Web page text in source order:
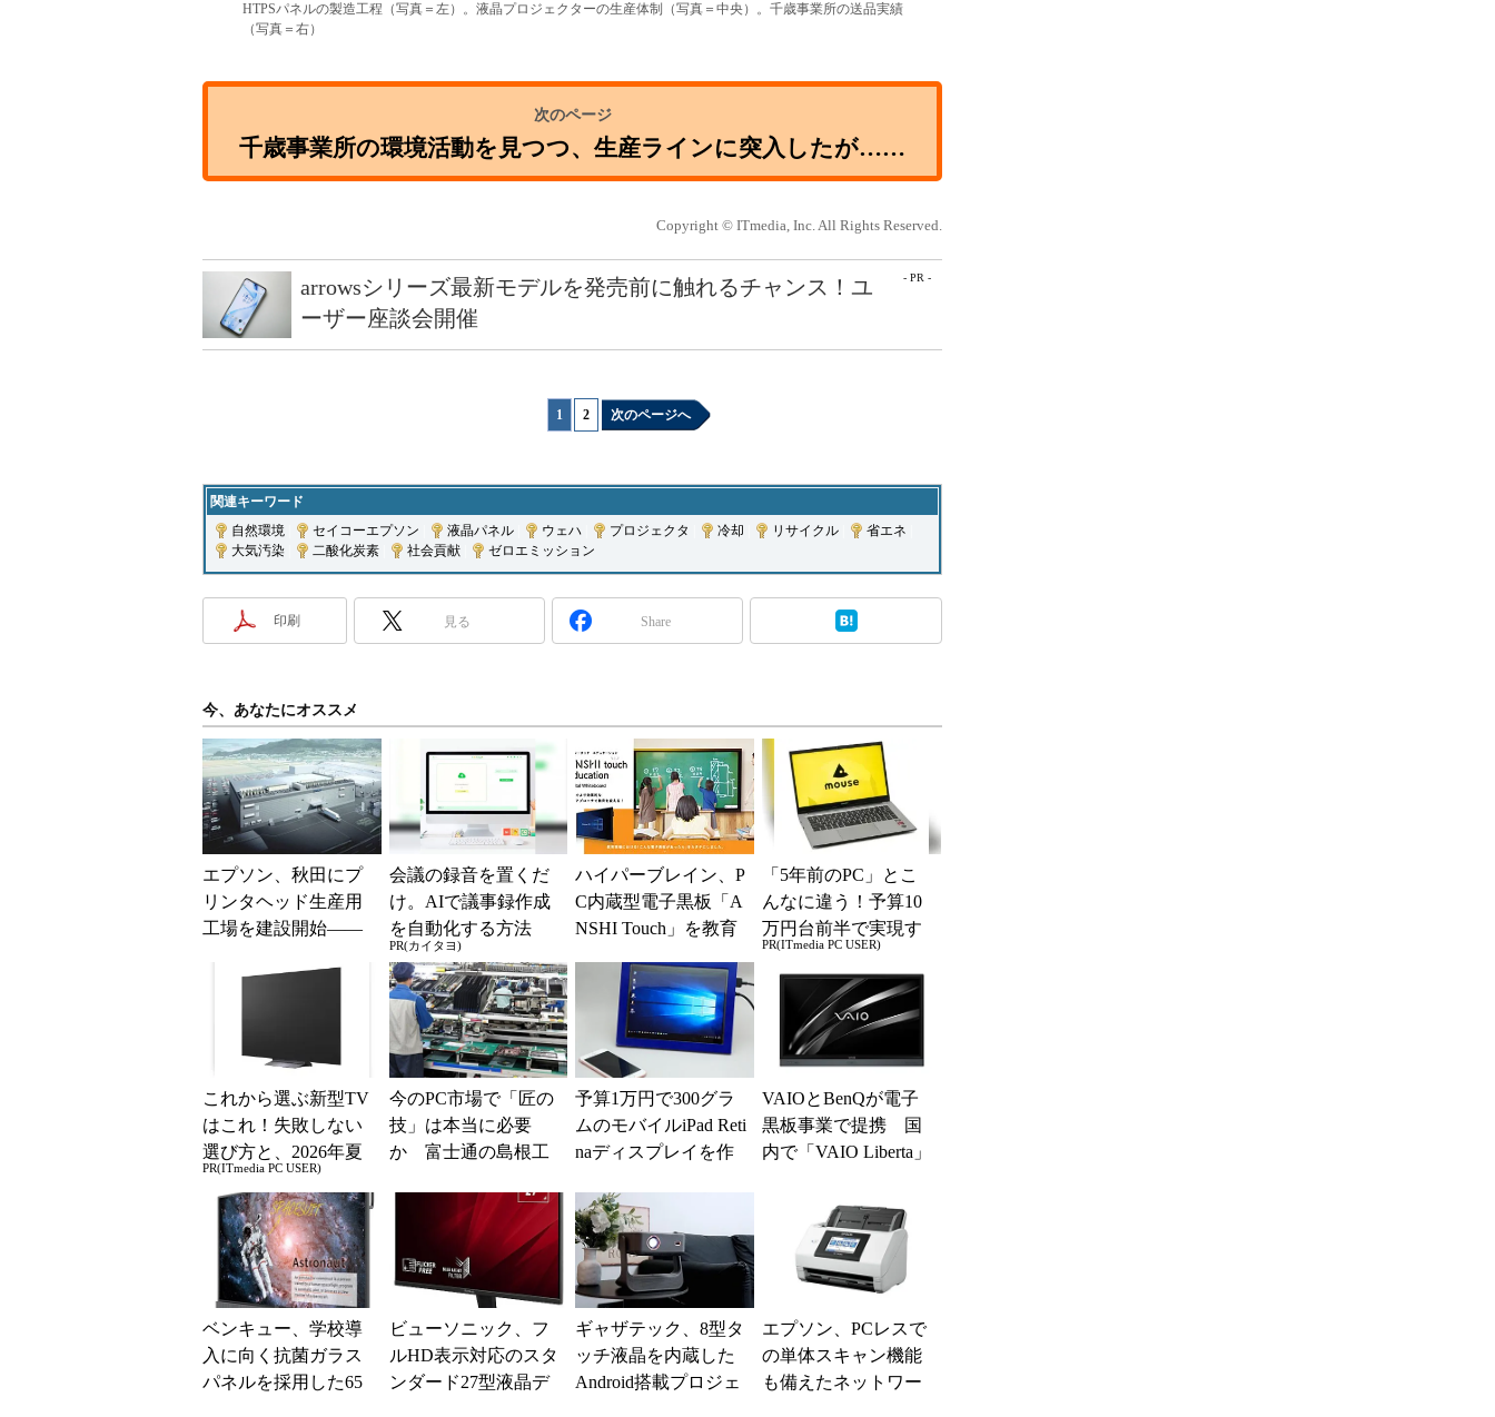
HTPSパネルの製造工程（写真＝左）。液晶プロジェクターの生産体制（写真＝中央）。千歳事業所の送品実績
（写真＝右）
千歳事業所の環境活動を見つつ、生産ラインに突入したが……
Copyright © ITmedia, Inc. All Rights Reserved.
- PR -
arrowsシリーズ最新モデルを発売前に触れるチャンス！ユ
ーザー座談会開催
1 2 次のページへ
関連キーワード
自然環境
セイコーエプソン 液晶パネル ウェハ プロジェクタ 冷却 リサイクル 省エネ
大気汚染
二酸化炭素 社会貢献 ゼロエミッション
印刷 見る Share
今、あなたにオススメ
エプソン、秋田にプ
リンタヘッド生産用
工場を建設開始――
約3倍”に
会議の録音を置くだ
け。AIで議事録作成
を自動化する方法
PR(カイタヨ)
ハイパーブレイン、P
C内蔵型電子黒板「A
NSHI Touch」を教育
「5年前のPC」とこ
んなに違う！予算10
万円台前半で実現す
る快適PCライフ
PR(ITmedia PC USER)
これから選ぶ新型TV
はこれ！失敗しない
選び方と、2026年夏
の一押しモデル
PR(ITmedia PC USER)
今のPC市場で「匠の
技」は本当に必要
か 富士通の島根工
予算1万円で300グラ
ムのモバイルiPad Reti
naディスプレイを作
VAIOとBenQが電子
黒板事業で提携 国
内で「VAIO Liberta」
ベンキュー、学校導
入に向く抗菌ガラス
パネルを採用した65
ビューソニック、フ
ルHD表示対応のスタ
ンダード27型液晶デ
ギャザテック、8型タ
ッチ液晶を内蔵した
Android搭載プロジェ
エプソン、PCレスで
の単体スキャン機能
も備えたネットワー